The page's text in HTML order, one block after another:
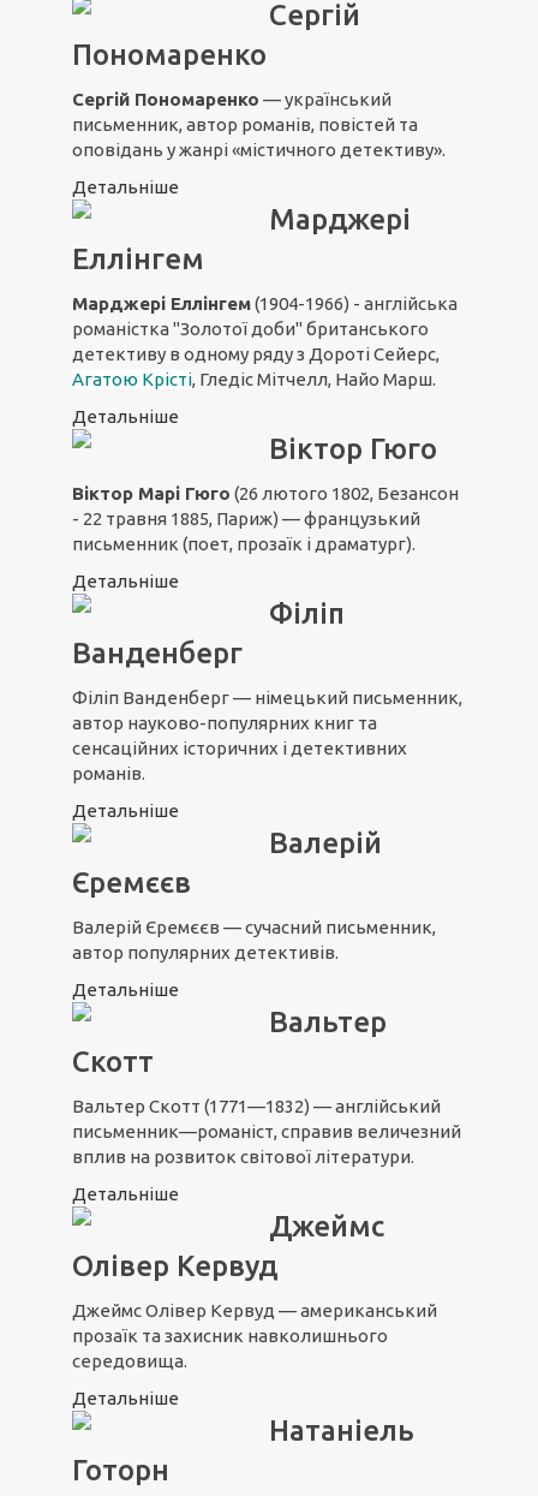
Сергій
Пономаренко
Сергій Пономаренко — український
письменник, автор романів, повістей та
оповідань у жанрі «містичного детективу».
Детальніше
Марджері
Еллінгем
Марджері Еллінгем(1904-1966) - англійська
романістка "Золотої доби" британського
детективу в одному ряду з Дороті Сейерс,
Агатою Крісті, Гледіс Мітчелл, Найо Марш.
Детальніше
Віктор Гюго
Віктор Марі Гюго (26 лютого 1802, Безансон
- 22 травня 1885, Париж) — французький
письменник (поет, прозаїк і драматург).
Детальніше
Філіп
Ванденберг
Філіп Ванденберг — німецький письменник,
автор науково-популярних книг та
сенсаційних історичних і детективних
романів.
Детальніше
Валерій
Єремєєв
Валерій Єремєєв — сучасний письменник,
автор популярних детективів.
Детальніше
Вальтер
Скотт
Вальтер Скотт (1771—1832) — англійський
письменник—романіст, справив величезний
вплив на розвиток світової літератури.
Детальніше
Джеймс
Олівер Кервуд
Джеймс Олівер Кервуд — американський
прозаїк та захисник навколишнього
середовища.
Детальніше
Натаніель
Готорн